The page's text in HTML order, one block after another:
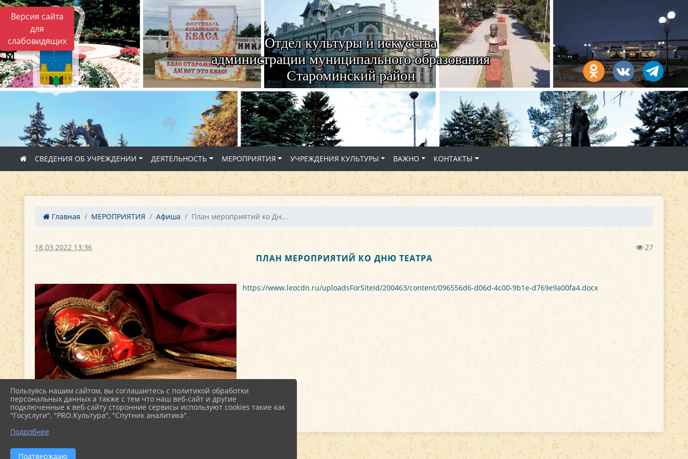
Версия сайта
для
слабовидящих
Отдел культуры и искусства
администрации муниципального образования
Староминский район
СВЕДЕНИЯ ОБ УЧРЕЖДЕНИИ ДЕЯТЕЛЬНОСТЬ МЕРОПРИЯТИЯ УЧРЕЖДЕНИЯ КУЛЬТУРЫ ВАЖНО КОНТАКТЫ
Главная МЕРОПРИЯТИЯ Афиша План мероприятий ко Дн...
18.03.2022 13:36 27
ПЛАН МЕРОПРИЯТИЙ КО ДНЮ ТЕАТРА
https://www.leocdn.ru/uploadsForSiteId/200463/content/096556d6-d06d-4c00-9b1e-d769e9a00fa4.docx
Пользуясь нашим сайтом, вы соглашаетесь с политикой обработки
персональных данных а также с тем что наш веб-сайт и другие
подключенные к веб-сайту сторонние сервисы используют cookies такие как
"Госуслуги", "PRO.Культура", "Спутник аналитика".
Подробнее
Подтверждаю